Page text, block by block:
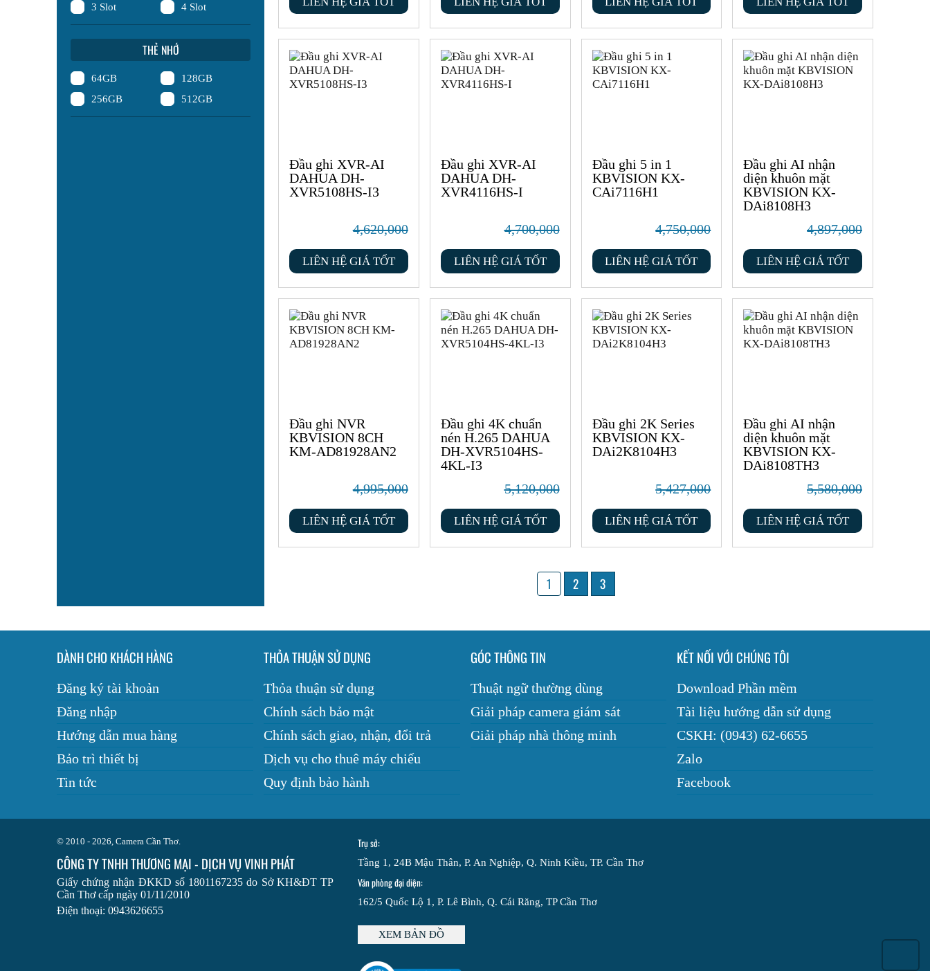
3 Slot
4 Slot
THẺ NHỚ
64GB
128GB
256GB
512GB
Đầu ghi XVR-AI
DAHUA DH-
XVR5108HS-I3
4,620,000
LIÊN HỆ GIÁ TỐT
Đầu ghi XVR-AI
DAHUA DH-
XVR4116HS-I
4,700,000
LIÊN HỆ GIÁ TỐT
Đầu ghi 5 in 1
KBVISION KX-
CAi7116H1
4,750,000
LIÊN HỆ GIÁ TỐT
Đầu ghi AI nhận
diện khuôn mặt
KBVISION KX-
DAi8108H3
4,897,000
LIÊN HỆ GIÁ TỐT
Đầu ghi NVR
KBVISION 8CH
KM-AD81928AN2
4,995,000
LIÊN HỆ GIÁ TỐT
Đầu ghi 4K chuẩn
nén H.265 DAHUA
DH-XVR5104HS-
4KL-I3
5,120,000
LIÊN HỆ GIÁ TỐT
Đầu ghi 2K Series
KBVISION KX-
DAi2K8104H3
5,427,000
LIÊN HỆ GIÁ TỐT
Đầu ghi AI nhận
diện khuôn mặt
KBVISION KX-
DAi8108TH3
5,580,000
LIÊN HỆ GIÁ TỐT
1 2 3
DÀNH CHO KHÁCH HÀNG
Đăng ký tài khoản
Đăng nhập
Hướng dẫn mua hàng
Bảo trì thiết bị
Tin tức
THỎA THUẬN SỬ DỤNG
Thỏa thuận sử dụng
Chính sách bảo mật
Chính sách giao, nhận, đổi trả
Dịch vụ cho thuê máy chiếu
Quy định bảo hành
GÓC THÔNG TIN
Thuật ngữ thường dùng
Giải pháp camera giám sát
Giải pháp nhà thông minh
KẾT NỐI VỚI CHÚNG TÔI
Download Phần mềm
Tài liệu hướng dẫn sử dụng
CSKH: (0943) 62-6655
Zalo
Facebook
© 2010 - 2026, Camera Cần Thơ.
CÔNG TY TNHH THƯƠNG MẠI - DỊCH VỤ VINH PHÁT
Giấy chứng nhận ĐKKD số 1801167235 do Sở KH&ĐT TP
Cần Thơ cấp ngày 01/11/2010
Điện thoại: 0943626655
Trụ sở:
Tầng 1, 24B Mậu Thân, P. An Nghiệp, Q. Ninh Kiều, TP. Cần Thơ
Văn phòng đại diện:
162/5 Quốc Lộ 1, P. Lê Bình, Q. Cái Răng, TP Cần Thơ
XEM BẢN ĐỒ